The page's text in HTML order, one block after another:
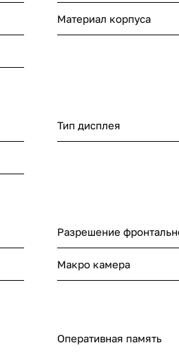
Материал корпуса
Тип дисплея
Разрешение
Макро камера
Оперативная память